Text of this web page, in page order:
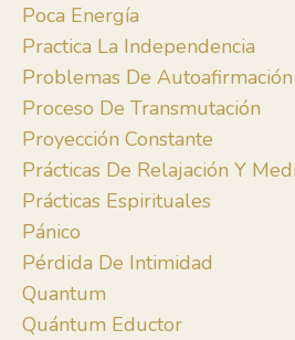
Poca Energía
Practica La Independencia
Problemas De Autoafirmación
Proceso De Transmutación
Proyección Constante
Prácticas De Relajación Y
Prácticas Espirituales
Pánico
Pérdida De Intimidad
Quantum
Quántum Eductor